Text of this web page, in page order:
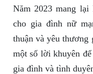
Năm 2023 mang lại
cho gia đình nữ
thuận và yêu
một số lời khuyên
gia đình và tình